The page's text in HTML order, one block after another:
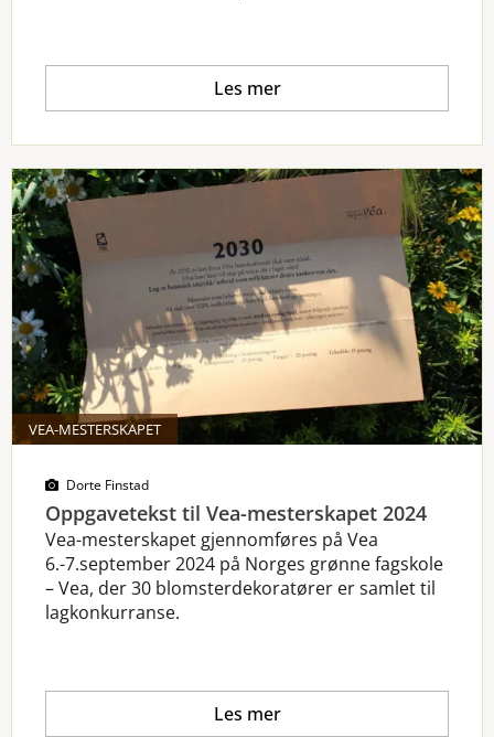
Les mer
VEA-MESTERSKAPET
Dorte Finstad
Oppgavetekst til Vea-mesterskapet 2024
Vea-mesterskapet gjennomføres på Vea
6.-7.september 2024 på Norges grønne fagskole
– Vea, der 30 blomsterdekoratører er samlet til
lagkonkurranse.
Les mer